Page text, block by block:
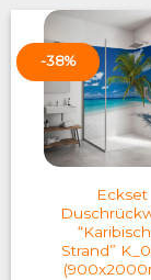
-38%
Eckset
Strand”